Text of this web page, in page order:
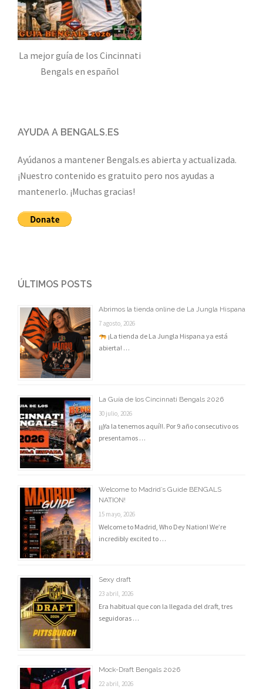
La mejor guía de los Cincinnati
Bengals en español
AYUDA A BENGALS.ES
Ayúdanos a mantener Bengals.es abierta y actualizada.
¡Nuestro contenido es gratuito pero nos ayudas a
mantenerlo. ¡Muchas gracias!
ÚLTIMOS POSTS
Abrimos la tienda online de La Jungla Hispana
7 agosto, 2026
¡La tienda de La Jungla Hispana ya está
abierta! …
La Guía de los Cincinnati Bengals 2026
30 julio, 2026
¡¡¡Ya la tenemos aquí!!. Por 9 año consecutivo os
presentamos …
Welcome to Madrid’s Guide BENGALS
NATION!
15 mayo, 2026
Welcome to Madrid, Who Dey Nation! We’re
incredibly excited to …
Sexy draft
23 abril, 2026
Era habitual que con la llegada del draft, tres
seguidoras …
Mock-Draft Bengals 2026
22 abril, 2026